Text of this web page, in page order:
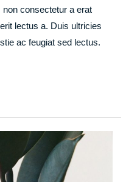
consectetur a erat
lectus a. Duis ultricies
ac feugiat sed lectus.